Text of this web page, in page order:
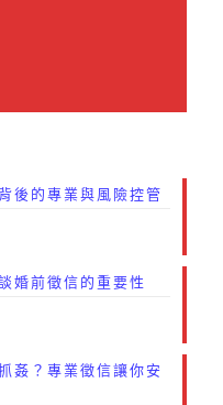
後的專業與風險控管
婚前徵信的重要性
姦？專業徵信讓你安